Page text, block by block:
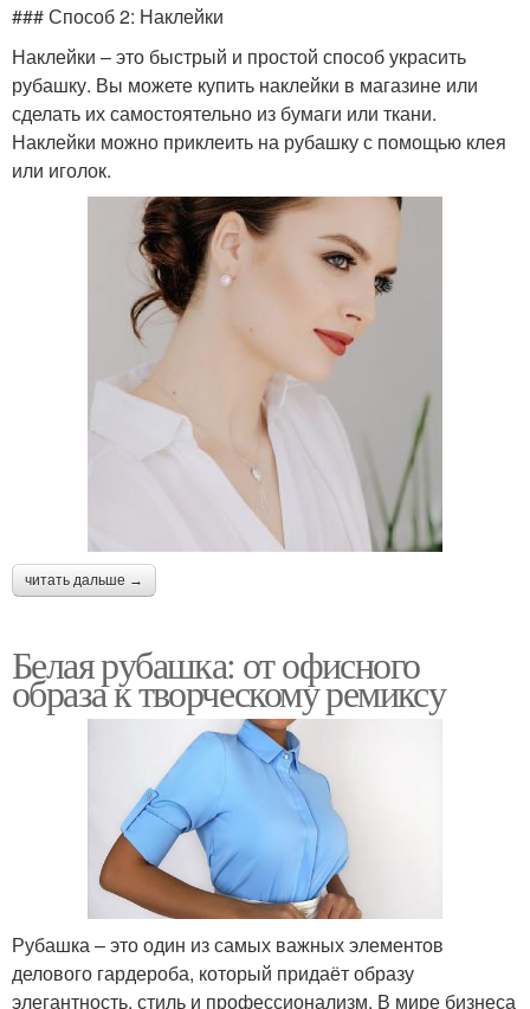
### Способ 2: Наклейки
Наклейки – это быстрый и простой способ украсить
рубашку. Вы можете купить наклейки в магазине или
сделать их самостоятельно из бумаги или ткани.
Наклейки можно приклеить на рубашку с помощью клея
или иголок.
читать дальше →
Белая рубашка: от офисного
образа к творческому ремиксу
Рубашка – это один из самых важных элементов
делового гардероба, который придаёт образу
элегантность, стиль и профессионализм. В мире бизнеса